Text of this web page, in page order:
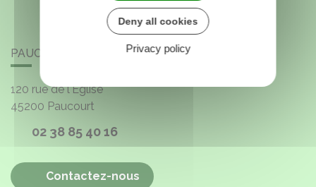
PAUCOURT
120 rue de l'Église
45200 Paucourt
02 38 85 40 16
Contactez-nous
Deny all cookies
Privacy policy